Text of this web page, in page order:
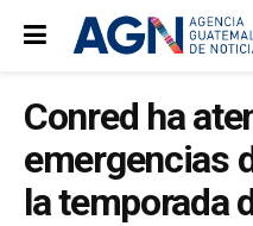
Conred ha
emergencias
la temporada